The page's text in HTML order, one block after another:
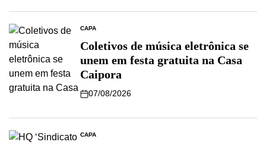
CAPA
Coletivos de música eletrônica se
unem em festa gratuita na Casa
Caipora
07/08/2026
CAPA